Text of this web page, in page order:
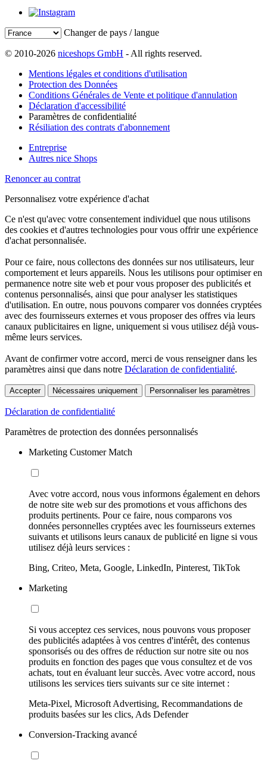
Changer de pays / langue
© 2010-2026 niceshops GmbH - All rights reserved.
Mentions légales et conditions d'utilisation
Protection des Données
Conditions Générales de Vente et politique d'annulation
Déclaration d'accessibilité
Paramètres de confidentialité
Résiliation des contrats d'abonnement
Entreprise
Autres nice Shops
Renoncer au contrat
Personnalisez votre expérience d'achat
Ce n'est qu'avec votre consentement individuel que nous utilisons
des cookies et d'autres technologies pour vous offrir une expérience
d'achat personnalisée.
Pour ce faire, nous collectons des données sur nos utilisateurs, leur
comportement et leurs appareils. Nous les utilisons pour optimiser en
permanence notre site web et pour vous proposer des publicités et
contenus personnalisés, ainsi que pour analyser les statistiques
d'utilisation. En outre, nous pouvons comparer vos données cryptées
avec des fournisseurs externes et vous proposer des offres via leurs
canaux publicitaires en ligne, uniquement si vous utilisez déjà vous-
même leurs services.
Avant de confirmer votre accord, merci de vous renseigner dans les
paramètres ainsi que dans notre Déclaration de confidentialité.
Accepter Nécessaires uniquement Personnaliser les paramètres
Déclaration de confidentialité
Paramètres de protection des données personnalisés
Marketing Customer Match
Avec votre accord, nous vous informons également en dehors
de notre site web sur des promotions et vous affichons des
produits pertinents. Pour ce faire, nous comparons vos
données personnelles cryptées avec les fournisseurs externes
suivants et utilisons leurs canaux de publicité en ligne si vous
utilisez déjà leurs services :
Bing, Criteo, Meta, Google, LinkedIn, Pinterest, TikTok
Marketing
Si vous acceptez ces services, nous pouvons vous proposer
des publicités adaptées à vos centres d'intérêt, des contenus
sponsorisés ou des offres de réduction sur notre site ou nos
produits en fonction des pages que vous consultez et de vos
achats, tout en évaluant leur succès. Avec votre accord, nous
utilisons les services tiers suivants sur ce site internet :
Meta-Pixel, Microsoft Advertising, Recommandations de
produits basées sur les clics, Ads Defender
Conversion-Tracking avancé